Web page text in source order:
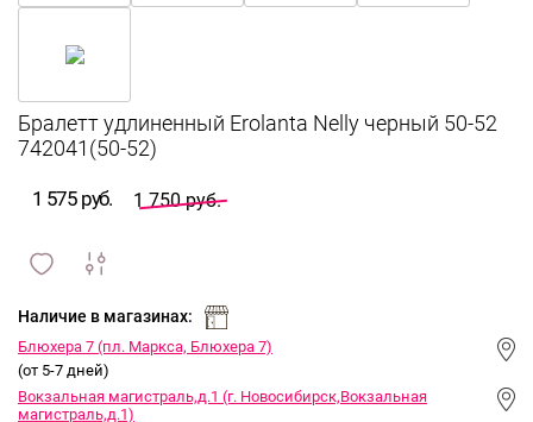
1 575 руб. 1 750 руб.
и
Наличие в магазинах:
Блюхера 7 (пл. Маркса, Блюхера 7)
(от 5-7 дней)
Вокзальная магистраль,д.1 (г. Новосибирск,Вокзальная
магистраль,д.1)